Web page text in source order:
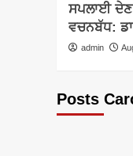
ਸਪਲਾਈ
ਵਚਨਬੱਧ:
admin
Posts